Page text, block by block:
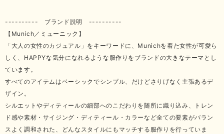
---------- ブランド説明 ----------
【Munich／ミューニック】
「大人の女性のカジュアル」をキーワードに、Munichを着た女性が可愛ら
しく、HAPPYな気分になれるような服作りをブランドの大きなテーマとし
ています。
すべてのアイテムはベーシックでシンプル、だけどさりげなく主張あるデ
ザイン。
シルエットやディティールの細部へのこだわりを随所に織り込み、トレン
ド感や素材・サイジング・ディティール・カラーなど全ての要素がバラン
スよく調和された、どんなスタイルにもマッチする服作りを行っていま